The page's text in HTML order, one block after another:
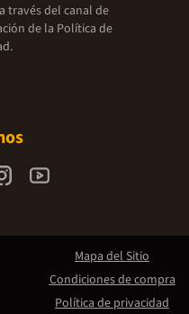
través del canal de
de la Política de
Mapa del Sitio
Condiciones de compra
Política de privacidad